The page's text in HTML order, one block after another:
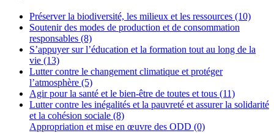
Préserver la biodiversité, les milieux et les ressources (10)
Soutenir des modes de production et de consommation
responsables (8)
S’appuyer sur l’éducation et la formation tout au long de la
vie (13)
Lutter contre le changement climatique et protéger
l’atmosphère (5)
Agir pour la santé et le bien-être de toutes et tous (11)
Lutter contre les inégalités et la pauvreté et assurer la solidarité
et la cohésion sociale (8)
Appropriation et mise en œuvre des ODD (0)